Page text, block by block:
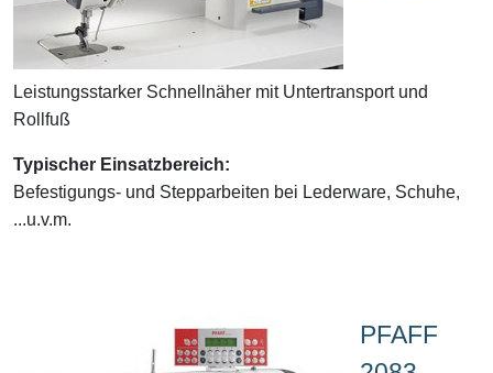
Leistungsstarker Schnellnäher mit Untertransport und
Rollfuß
Typischer Einsatzbereich:
Befestigungs- und Stepparbeiten bei Lederware, Schuhe,
...u.v.m.
PFAFF